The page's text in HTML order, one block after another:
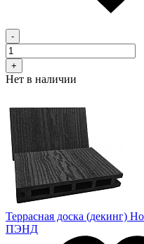
-
+
Нет в наличии
Террасная доска (декинг)
ПЭНД